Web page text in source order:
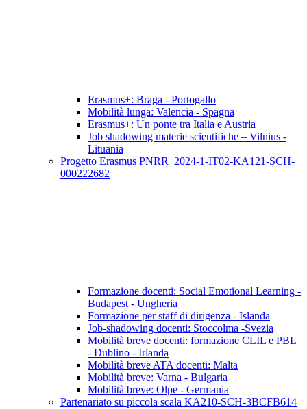
Erasmus+: Braga - Portogallo
Mobilità lunga: Valencia - Spagna
Erasmus+: Un ponte tra Italia e Austria
Job shadowing materie scientifiche – Vilnius -
Lituania
Progetto Erasmus PNRR_2024-1-IT02-KA121-SCH-
000222682
Formazione docenti: Social Emotional Learning -
Budapest - Ungheria
Formazione per staff di dirigenza - Islanda
Job-shadowing docenti: Stoccolma -Svezia
Mobilità breve docenti: formazione CLIL e PBL
- Dublino - Irlanda
Mobilità breve ATA docenti: Malta
Mobilità breve: Varna - Bulgaria
Mobilità breve: Olpe - Germania
Partenariato su piccola scala KA210-SCH-3BCFB614